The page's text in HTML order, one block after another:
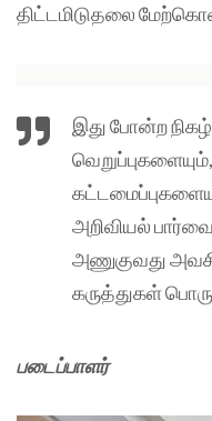
திட்டமிடுதலை
இது போன்ற
அறிவியல்
அணுகுவது
கருத்துகள்
படைப்பாளர்